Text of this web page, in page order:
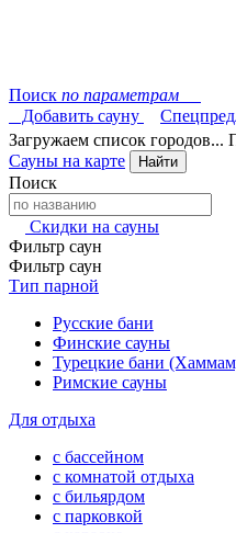
Поиск по параметрам
Добавить сауну
Загружаем список городов...
Сауны на карте
Найти
Поиск
Скидки на сауны
Фильтр саун
Фильтр саун
Тип парной
Русские бани
Финские сауны
Турецкие бани
Римские сауны
Для отдыха
с бассейном
с комнатой отдыха
с бильярдом
с парковкой